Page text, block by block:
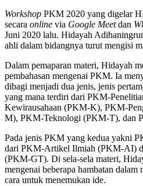
Workshop PKM 2020 yang digelar
secara online via Google Meetdan
Juni 2020 lalu. Hidayah
ahli dalam bidangnya turut mengisi
Dalam pemaparan materi, Hidayah
pembahasan mengenai PKM. Ia
dibagi menjadi dua jenis, jenis
yang mana terdiri dari PKM-
Kewirausahaan (PKM-K), PKM-
M), PKM-Teknologi (PKM-T), dan
Pada jenis PKM yang kedua yakni
dari PKM-Artikel Ilmiah (PKM-AI)
(PKM-GT). Di sela-sela materi,
mengenai beberapa hambatan
cara untuk menemukan ide.